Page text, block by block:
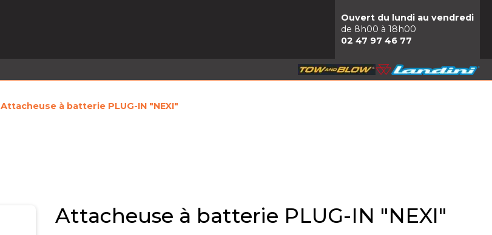
Ouvert du lundi au vendredi
de 8h00 à 18h00
02 47 97 46 77
Attacheuse à batterie PLUG-IN "NEXI"
Attacheuse à batterie PLUG-IN "NEXI"